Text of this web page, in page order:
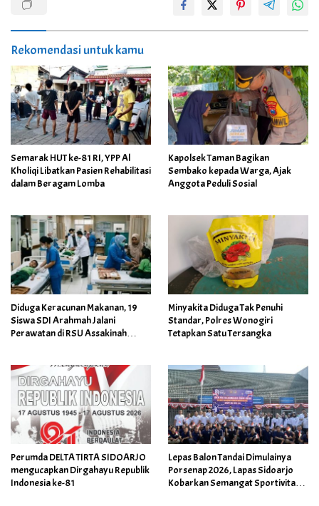
Rekomendasi untuk kamu
Semarak HUT ke-81 RI, YPP Al
Kholiqi Libatkan Pasien Rehabilitasi
dalam Beragam Lomba
Kapolsek Taman Bagikan
Sembako kepada Warga, Ajak
Anggota Peduli Sosial
Diduga Keracunan Makanan, 19
Siswa SDI Arahmah Jalani
Perawatan di RSU Assakinah
Minyakita Diduga Tak Penuhi
Standar, Polres Wonogiri
Tetapkan Satu Tersangka
Perumda DELTA TIRTA SIDOARJO
mengucapkan Dirgahayu Republik
Indonesia ke-81
Lepas Balon Tandai Dimulainya
Porsenap 2026, Lapas Sidoarjo
Kobarkan Semangat Sportivitas